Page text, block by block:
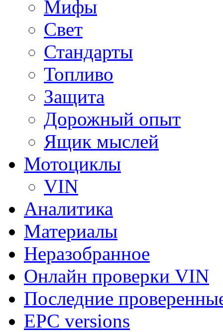
Мифы
Свет
Стандарты
Топливо
Защита
Дорожный опыт
Ящик мыслей
Мотоциклы
VIN
Аналитика
Материалы
Неразобранное
Онлайн проверки VIN
Последние
EPC versions